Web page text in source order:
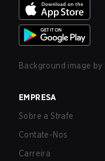
Background image by
EMPRESA
Sobre a Strafe
Contate-Nos
Carreira